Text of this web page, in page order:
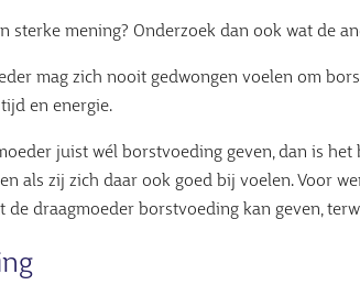
sterke mening? Onderzoek dan ook wat de
mag zich nooit gedwongen voelen om
en energie.
juist wél borstvoeding geven, dan is
als zij zich daar ook goed bij voelen. Voor
de draagmoeder borstvoeding kan geven,